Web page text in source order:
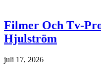
Filmer Och Tv-
Hjulström
juli 17, 2026